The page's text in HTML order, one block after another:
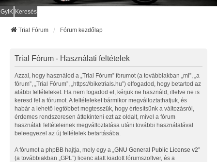
GyIK Keresés
Trial Fórum Fórum kezdőlap
Trial Fórum - Használati feltételek
Azzal, hogy használod a „Trial Fórum” fórumot (a továbbiakban „mi”, „a
fórum”, „Trial Fórum”, „https://biketrials.hu”) elfogadod, hogy betartod az
alábbi feltételeket. Ha nem fogadod el, kérjük ne használd, illetve ne is
keresd fel a fórumot. A feltételeket bármikor megváltoztathatjuk, és
habár a lehető legtöbbet megtesszük, hogy értesítsünk a változásról,
érdemes rendszeresen áttekinteni ezt az oldalt, mivel a fórum
használati feltételeinek megváltoztatása utáni további használatával
beleegyezel az új feltételek betartásába.
A fórumot a phpBB hajtja, mely egy a „ GNU General Public License v2”
(a továbbiakban „GPL”) licenc alatt kiadott fórumszoftver, és a